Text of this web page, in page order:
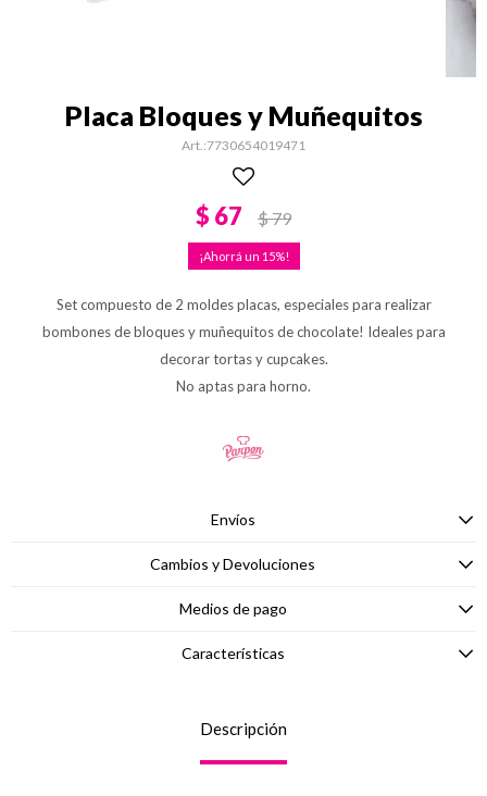
Placa Bloques y Muñequitos
7730654019471
$ 67 $79
15
Set compuesto de 2 moldes placas, especiales para realizar
bombones de bloques y muñequitos de chocolate! Ideales para
decorar tortas y cupcakes.
No aptas para horno.
Envíos
Cambios y Devoluciones
Medios de pago
Características
Descripción